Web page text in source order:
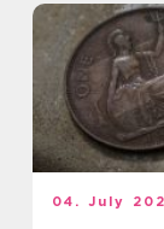
04. July